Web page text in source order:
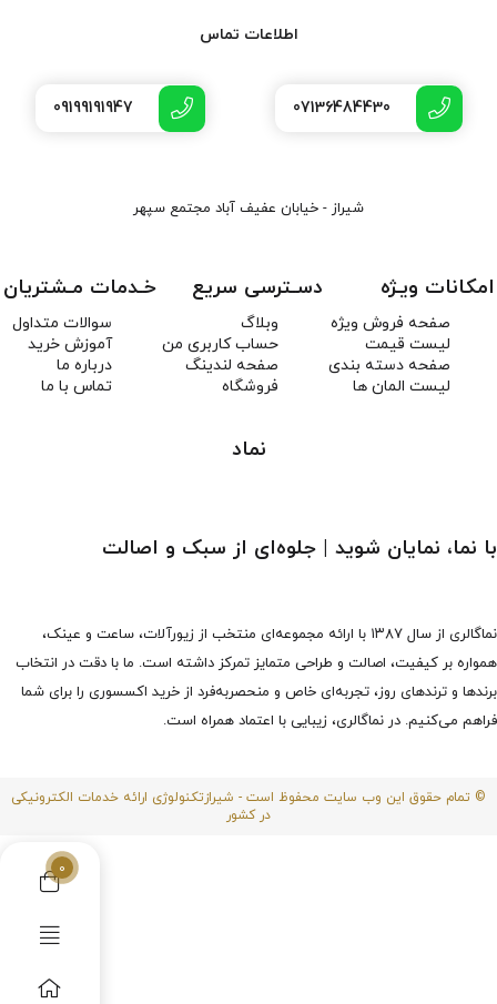
0
اطلاعات تماس
07136484430
09199191947
شیراز - خیابان عفیف آباد مجتمع سپهر
امکانات ویـژه
صفحه فروش ویژه
لیست قیمت
صفحه دسته بندی
لیست المان ها
دسـترسی سریع
وبلاگ
حساب کاربری من
صفحه لندینگ
فروشگاه
خـدمات مـشتریان
سوالات متداول
آموزش خرید
درباره ما
تماس با ما
نماد
با نما، نمایان شوید | جلوه‌ای از سبک و اصالت
نماگالری از سال ۱۳۸۷ با ارائه مجموعه‌ای منتخب از زیورآلات، ساعت و عینک،
همواره بر کیفیت، اصالت و طراحی متمایز تمرکز داشته است. ما با دقت در انتخاب
برندها و ترندهای روز، تجربه‌ای خاص و منحصربه‌فرد از خرید اکسسوری را برای شما
فراهم می‌کنیم. در نماگالری، زیبایی با اعتماد همراه است.
© تمام حقوق این وب سایت محفوظ است - شیرازتکنولوژی ارائه خدمات الکترونیکی
در کشور